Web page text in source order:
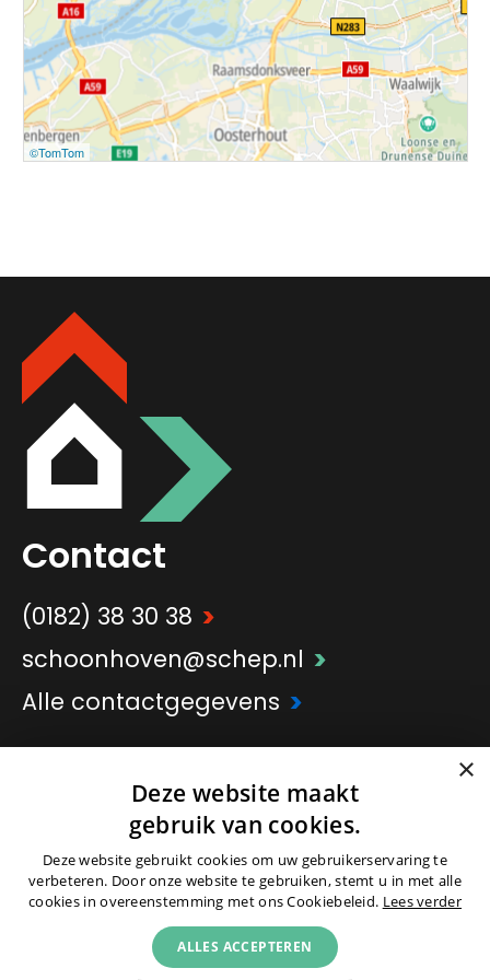
©TomTom
Contact
(0182) 38 30 38 >
schoonhoven@schep.nl >
Alle contactgegevens >
Onderdeel vanSchep Groep
Colofon|Partners|Cookies
Privacyverklaring|Voorwaarden
×
Deze website maakt
gebruik van cookies.
Deze website gebruikt cookies om uw gebruikerservaring te
verbeteren. Door onze website te gebruiken, stemt u in met alle
cookies in overeenstemming met ons Cookiebeleid. Lees verder
ALLES ACCEPTEREN